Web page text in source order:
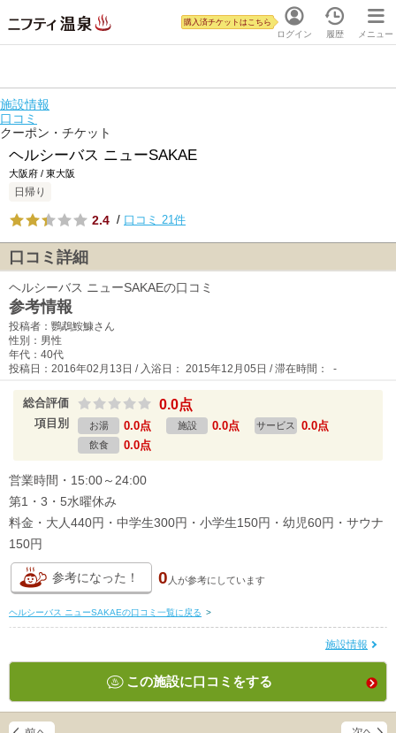
ログイン
購入済チケットはこちら
履歴 メニュー
施設情報
口コミ
クーポン・チケット
ヘルシーバス ニューSAKAE
大阪府 / 東大阪
日帰り
2.4 / 口コミ 21件
口コミ詳細
ヘルシーバス ニューSAKAEの口コミ
参考情報
投稿者：鸚鵡鮟鱇さん
性別：男性
年代：40代
投稿日：2016年02月13日 / 入浴日： 2015年12月05日 / 滞在時間： -
総合評価 0.0点
項目別 お湯 0.0点 施設 0.0点 サービス 0.0点
飲食 0.0点
営業時間・15:00～24:00
第1・3・5水曜休み
料金・大人440円・中学生300円・小学生150円・幼児60円・サウナ
150円
参考になった！ 0 人が参考にしています
ヘルシーバス ニューSAKAEの口コミ一覧に戻る >
施設情報
この施設に口コミをする